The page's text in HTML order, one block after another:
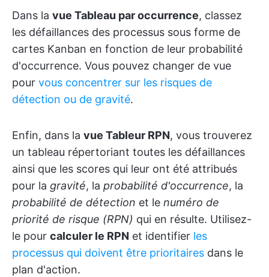
Dans la vue Tableau par occurrence, classez
les défaillances des processus sous forme de
cartes Kanban en fonction de leur probabilité
d'occurrence. Vous pouvez changer de vue
pour vous concentrer sur les risques de
détection ou de gravité.
Enfin, dans la vue Tableur RPN, vous trouverez
un tableau répertoriant toutes les défaillances
ainsi que les scores qui leur ont été attribués
pour la gravité, la probabilité d'occurrence, la
probabilité de détection et le numéro de
priorité de risque (RPN) qui en résulte. Utilisez-
le pour calculer le RPN et identifier les
processus qui doivent être prioritaires dans le
plan d'action.